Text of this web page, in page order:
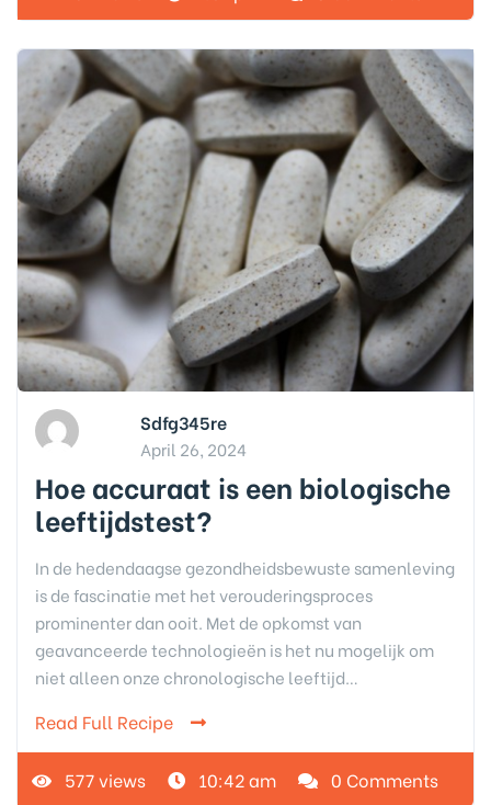
Sdfg345re
April 26, 2024
Hoe accuraat is een biologische
leeftijdstest?
In de hedendaagse gezondheidsbewuste samenleving
is de fascinatie met het verouderingsproces
prominenter dan ooit. Met de opkomst van
geavanceerde technologieën is het nu mogelijk om
niet alleen onze chronologische leeftijd…
Read Full Recipe
577 views 10:42 am 0 Comments